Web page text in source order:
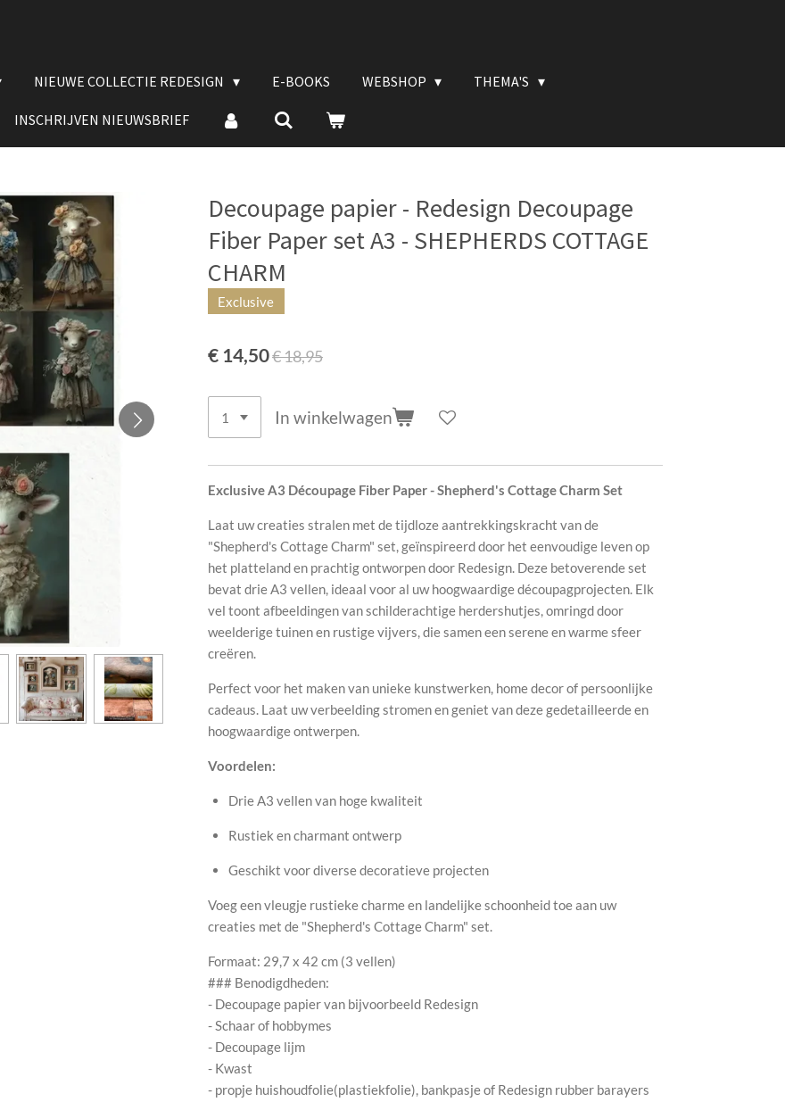
NIEUWE COLLECTIE REDESIGN E-BOOKS WEBSHOP THEMA'S
INSCHRIJVEN NIEUWSBRIEF
Decoupage papier - Redesign Decoupage
Fiber Paper set A3 - SHEPHERDS COTTAGE
CHARM
Exclusive
€ 14,50€ 18,95
In winkelwagen
Exclusive A3 Découpage Fiber Paper - Shepherd's Cottage Charm Set
Laat uw creaties stralen met de tijdloze aantrekkingskracht van de
"Shepherd's Cottage Charm" set, geïnspireerd door het eenvoudige leven op
het platteland en prachtig ontworpen door Redesign. Deze betoverende set
bevat drie A3 vellen, ideaal voor al uw hoogwaardige découpagprojecten. Elk
vel toont afbeeldingen van schilderachtige herdershutjes, omringd door
weelderige tuinen en rustige vijvers, die samen een serene en warme sfeer
creëren.
Perfect voor het maken van unieke kunstwerken, home decor of persoonlijke
cadeaus. Laat uw verbeelding stromen en geniet van deze gedetailleerde en
hoogwaardige ontwerpen.
Voordelen:
Drie A3 vellen van hoge kwaliteit
Rustiek en charmant ontwerp
Geschikt voor diverse decoratieve projecten
Voeg een vleugje rustieke charme en landelijke schoonheid toe aan uw
creaties met de "Shepherd's Cottage Charm" set.
Formaat: 29,7 x 42 cm (3 vellen)
### Benodigdheden:
- Decoupage papier van bijvoorbeeld Redesign
- Schaar of hobbymes
- Decoupage lijm
- Kwast
- propje huishoudfolie(plastiekfolie), bankpasje of Redesign rubber barayers